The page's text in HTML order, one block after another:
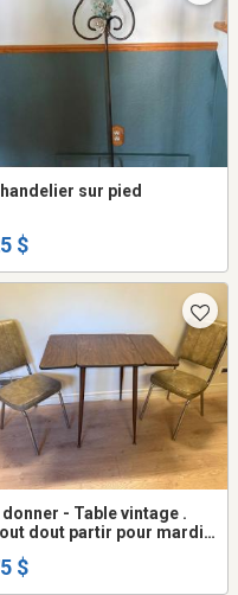
sur pied
$
donner - Table vintage .
dout partir pour mardi 4
$